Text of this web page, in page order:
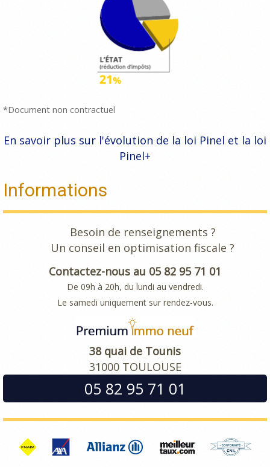
*Document non contractuel
En savoir plus sur l'évolution de la loi Pinel et la loi
Pinel+
Informations
Besoin de renseignements ?
Un conseil en optimisation fiscale ?
Contactez-nous au 05 82 95 71 01
De 09h à 20h, du lundi au vendredi.
Le samedi uniquement sur rendez-vous.
38 quai de Tounis
31000 TOULOUSE
05 82 95 71 01